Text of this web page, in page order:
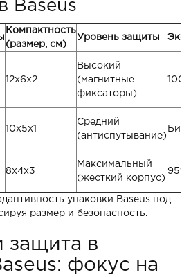
Baseus
Компактность
(размер, см)
Уровень защиты
12x6x2
Высокий
(магнитные
фиксаторы)
10x5x1
Средний
(антиспутывание)
8x4x3
Максимальный
(жесткий корпус)
95%
упаковки Baseus под
размер и безопасность.
защита в
фокус на